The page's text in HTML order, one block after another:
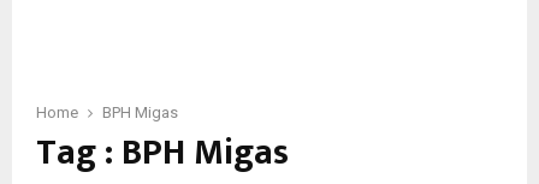
Home BPH Migas
Tag : BPH Migas